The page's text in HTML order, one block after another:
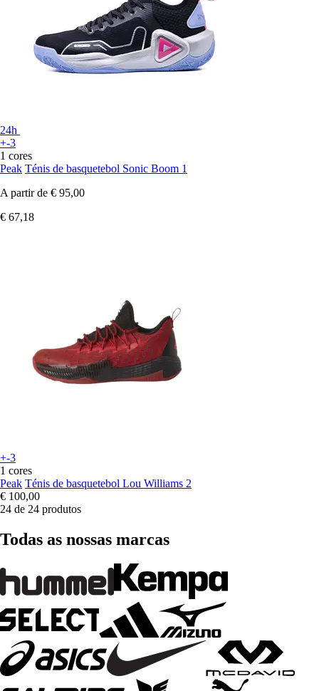
24h
+-3
1 cores
Peak Ténis de basquetebol Sonic Boom 1
A partir de € 95,00
€ 67,18
+-3
1 cores
Peak Ténis de basquetebol Lou Williams 2
€ 100,00
24 de 24 produtos
Todas as nossas marcas